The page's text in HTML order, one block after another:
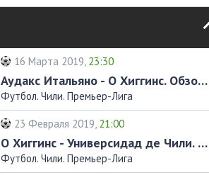
16 Марта 2019, 23:30
Аудакс Итальяно - О Хиггинс. Обзор матча
Футбол. Чили. Премьер-Лига
23 Февраля 2019, 21:00
О Хиггинс - Универсидад де Чили. Обзор матча
Футбол. Чили. Премьер-Лига